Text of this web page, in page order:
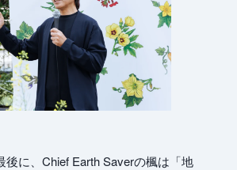
後に、Chief Earth Saverの楓は「地